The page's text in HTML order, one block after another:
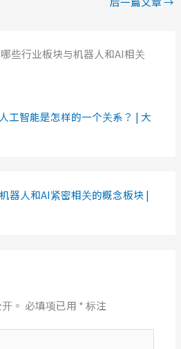
些行业板块与机器人和AI相关
工智能是怎样的一个关系？ | 大
器人和AI紧密相关的概念板块 |
。 必填项已用 *标注